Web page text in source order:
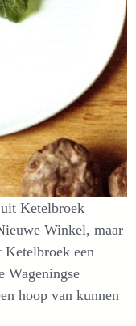
Ketelbroek
Winkel, maar
Ketelbroek een
Wageningse
hoop van kunnen